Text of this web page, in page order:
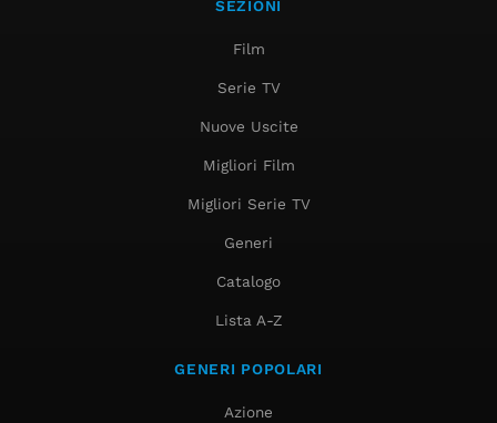
SEZIONI
Film
Serie TV
Nuove Uscite
Migliori Film
Migliori Serie TV
Generi
Catalogo
Lista A-Z
GENERI POPOLARI
Azione